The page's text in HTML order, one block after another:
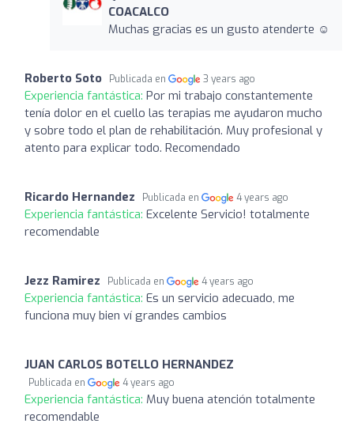
COACALCO
Muchas gracias es un gusto atenderte ☺️
Roberto Soto Publicada en 3 years ago
Experiencia fantástica: Por mi trabajo constantemente
tenía dolor en el cuello las terapias me ayudaron mucho
y sobre todo el plan de rehabilitación. Muy profesional y
atento para explicar todo. Recomendado
Ricardo Hernandez Publicada en 4 years ago
Experiencia fantástica: Excelente Servicio! totalmente
recomendable
Jezz Ramirez Publicada en 4 years ago
Experiencia fantástica: Es un servicio adecuado, me
funciona muy bien ví grandes cambios
JUAN CARLOS BOTELLO HERNANDEZ
Publicada en 4 years ago
Experiencia fantástica: Muy buena atención totalmente
recomendable